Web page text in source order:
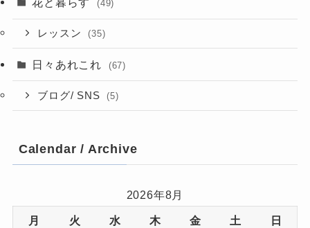
(49)
レッスン (35)
日々あれこれ (67)
ブログ/ SNS (5)
Calendar / Archive
2026年8月
月 火 水 木 金 土 日